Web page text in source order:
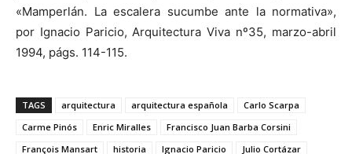
«Mamperlán. La escalera sucumbe ante la normativa»,
por Ignacio Paricio, Arquitectura Viva nº35, marzo-abril
1994, págs. 114-115.
TAGS arquitectura arquitectura española
Carlo Scarpa
Carme Pinós
Enric Miralles
Francisco Juan Barba Corsini
François Mansart
historia Ignacio Paricio Julio Cortázar